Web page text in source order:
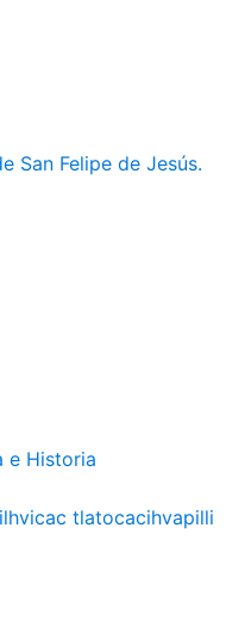
San Felipe de Jesús.
e Historia
tlatocacihvapilli